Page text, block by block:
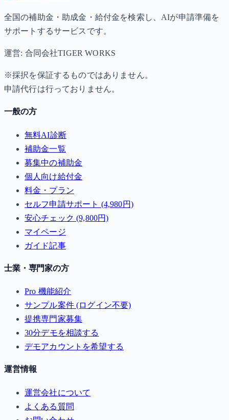
全国の補助金・助成金・給付金を検索し、AIが申請準備を
サポートするサービスです。
運営: 合同会社TIGER WORKS
※採択を保証するものではありません。
申請代行は行っておりません。
一般の方
無料AI診断
補助金一覧
募集中の補助金
個人向け給付金
料金・プラン
セルフ申請サポート (4,980円)
安心チェック (9,800円)
マイページ
ガイド記事
士業・専門家の方
Pro 機能紹介
サンプル案件 (ログイン不要)
提携専門家募集
30分デモを相談する
デモアカウントを希望する
運営情報
運営会社について
よくある質問